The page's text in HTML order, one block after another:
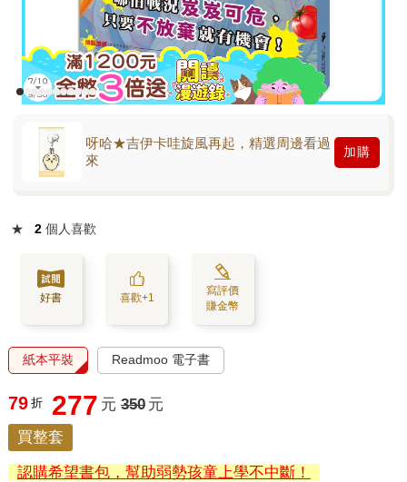
呀哈★吉伊卡哇旋風再起，精選周邊看過
來
加購
★ 2 個人喜歡
好書 喜歡+1
寫評價
賺金幣
紙本平裝 Readmoo 電子書
79 折 277 元 350 元
買整套
認購希望書包，幫助弱勢孩童上學不中斷！